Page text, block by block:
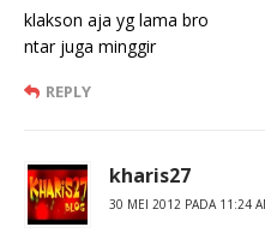
klakson aja yg lama bro
ntar juga minggir
REPLY
kharis27
30 MEI 2012 PADA 11:24